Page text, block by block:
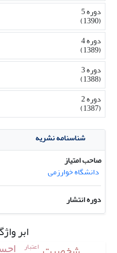
دوره 5
(1390)
دوره 4
(1389)
دوره 3
(1388)
دوره 2
(1387)
شناسنامه نشریه
صاحب امتیاز
دانشگاه خوارزمی
دوره انتشار
ابر
اعتبار